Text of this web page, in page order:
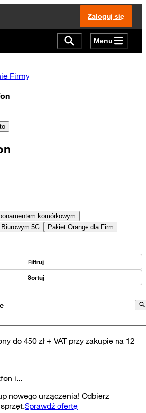
Zaloguj się
Menu
Firmy
komórkowym
5G
Pakiet Orange dla Firm
Filtruj
Sortuj
do 450 zł + VAT przy zakupie na 12
i...
nowego urządzenia! Odbierz
Sprawdź ofertę